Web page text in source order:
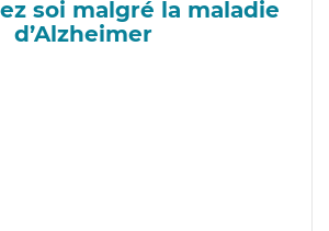
soi malgré la maladie
d’Alzheimer